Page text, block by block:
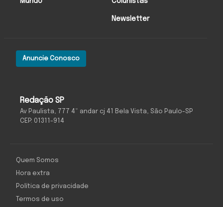
Redação SP
Av Paulista, 777 4º andar cj 41 Bela Vista, São Paulo-SP
CEP: 01311-914
Anuncie Conosco
Newsletter
Quem Somos
Hora extra
Política de privacidade
Termos de uso